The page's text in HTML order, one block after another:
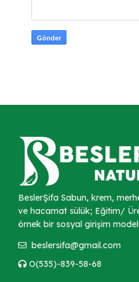
BeslerŞifa Sabun, krem,
ve hacamat sülük; Eğitim/
örnek bir sosyal girişim
beslersifa@gmail.com
O(535)-839-58-68